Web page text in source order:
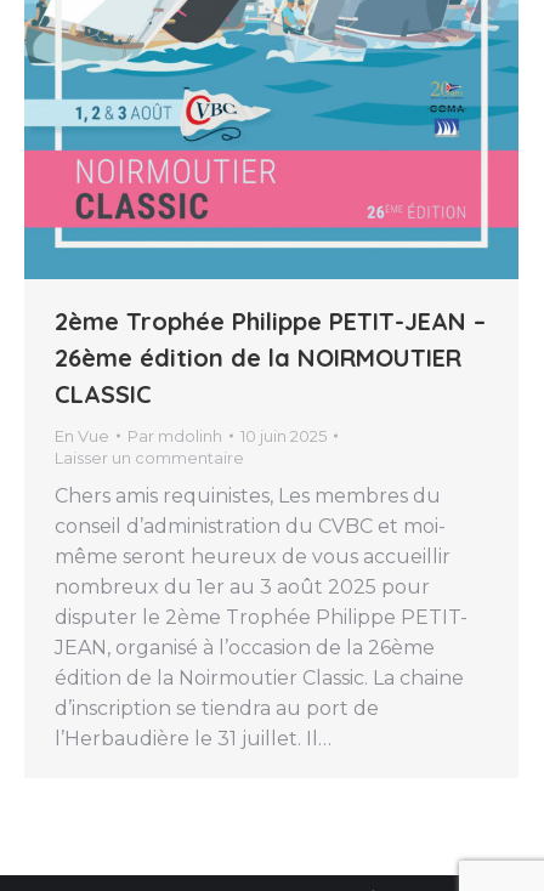
2ème Trophée Philippe PETIT-JEAN –
26ème édition de la NOIRMOUTIER
CLASSIC
En Vue Par mdolinh
10 juin 2025
Laisser un commentaire
Chers amis requinistes, Les membres du
conseil d’administration du CVBC et moi-
même seront heureux de vous accueillir
nombreux du 1er au 3 août 2025 pour
disputer le 2ème Trophée Philippe PETIT-
JEAN, organisé à l’occasion de la 26ème
édition de la Noirmoutier Classic. La chaine
d’inscription se tiendra au port de
l’Herbaudière le 31 juillet. Il…